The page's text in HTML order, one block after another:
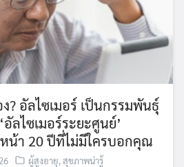
? อัลไซเมอร์ เป็นกรรมพันธุ์
อัลไซเมอร์ระยะศูนย์’
า 20 ปีที่ไม่มีใครบอกคุณ
ผู้สูงอายุ,สุขภาพน่ารู้